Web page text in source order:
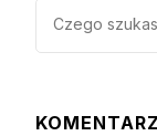
Szukasz